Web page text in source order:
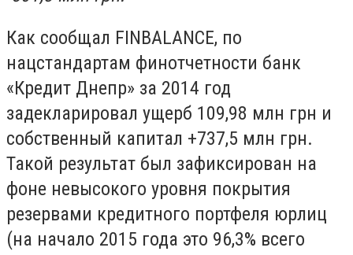
Как сообщал FINBALANCE, по
нацстандартам финотчетности банк
«Кредит Днепр» за 2014 год
задекларировал ущерб 109,98 млн грн и
собственный капитал +737,5 млн грн.
Такой результат был зафиксирован на
фоне невысокого уровня покрытия
резервами кредитного портфеля юрлиц
(на начало 2015 года это 96,3% всего